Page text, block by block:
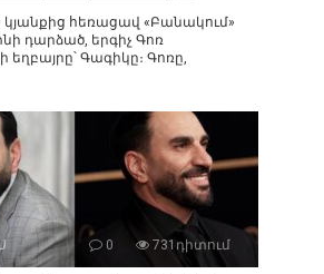
հեռացավ «Բանակում»
դարձած, երգիչ Գոռ
եղբայրը՝ Գագիկը։ Գոռը,
0 731դիտում